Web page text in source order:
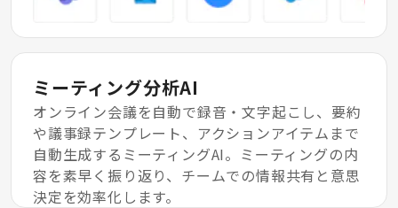
ミーティング分析AI
オンライン会議を自動で録音・文字起こし、要約
や議事録テンプレート、アクションアイテムまで
自動生成するミーティングAI。ミーティングの内
容を素早く振り返り、チームでの情報共有と意思
決定を効率化します。